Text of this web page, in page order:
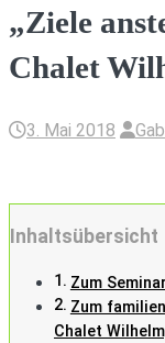
„Ziele
Chalet
3. Mai 2018
Inhaltsübersicht
Zum
Zum
Chalet